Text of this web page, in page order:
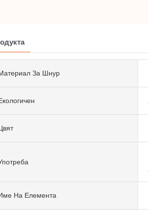
За Шнур
На Елемента